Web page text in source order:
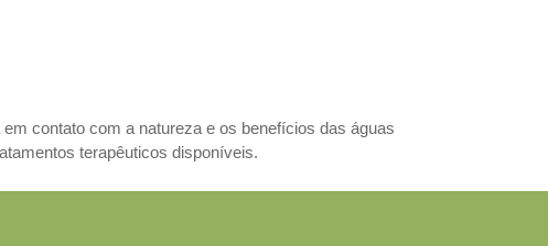
contato com a natureza e os benefícios das águas
terapêuticos disponíveis.